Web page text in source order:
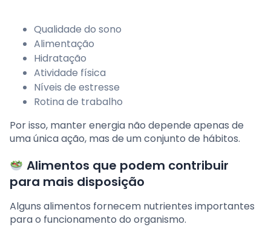
Qualidade do sono
Alimentação
Hidratação
Atividade física
Níveis de estresse
Rotina de trabalho
Por isso, manter energia não depende apenas de
uma única ação, mas de um conjunto de hábitos.
Alimentos que podem contribuir
para mais disposição
Alguns alimentos fornecem nutrientes importantes
para o funcionamento do organismo.